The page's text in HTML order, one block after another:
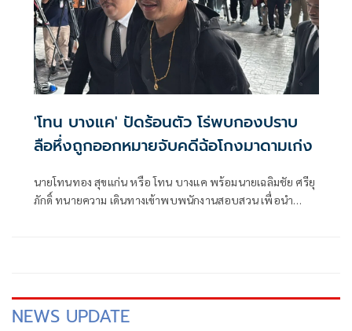
'โทน บางแค' ปัดร้อนตัว โร่พบกองปราบ
ลือหึ่งถูกออกหมายจับคดีฉ้อโกงมาดามเก่ง
นายโทนทอง สุขแก่น หรือ โทน บางแค พร้อมนายเฉลิมชัย ศรียุ
ภักดิ์ ทนายความ เดินทางเข้าพบพนักงานสอบสวน เพื่อนำ
NEWS UPDATE